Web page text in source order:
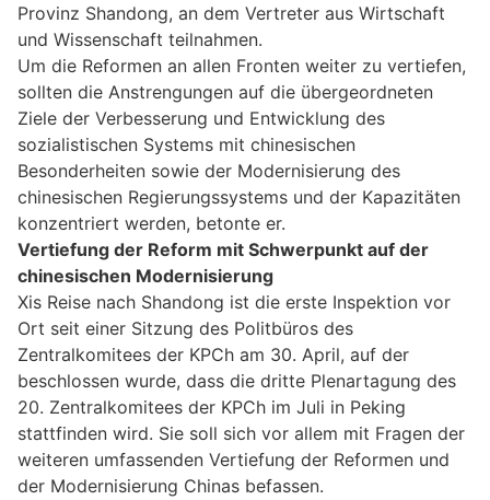
Provinz Shandong, an dem Vertreter aus Wirtschaft
und Wissenschaft teilnahmen.
Um die Reformen an allen Fronten weiter zu vertiefen,
sollten die Anstrengungen auf die übergeordneten
Ziele der Verbesserung und Entwicklung des
sozialistischen Systems mit chinesischen
Besonderheiten sowie der Modernisierung des
chinesischen Regierungssystems und der Kapazitäten
konzentriert werden, betonte er.
Vertiefung der Reform mit Schwerpunkt auf der
chinesischen Modernisierung
Xis Reise nach Shandong ist die erste Inspektion vor
Ort seit einer Sitzung des Politbüros des
Zentralkomitees der KPCh am 30. April, auf der
beschlossen wurde, dass die dritte Plenartagung des
20. Zentralkomitees der KPCh im Juli in Peking
stattfinden wird. Sie soll sich vor allem mit Fragen der
weiteren umfassenden Vertiefung der Reformen und
der Modernisierung Chinas befassen.